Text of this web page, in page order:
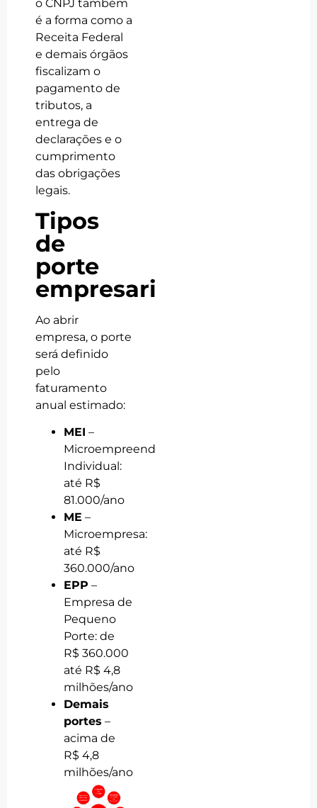
o CNPJ também
é a forma como a
Receita Federal
e demais órgãos
fiscalizam o
pagamento de
tributos, a
entrega de
declarações e o
cumprimento
das obrigações
legais.
Tipos
de
porte
empresarial
Ao abrir
empresa, o porte
será definido
pelo
faturamento
anual estimado:
MEI –
Microempreendedor
Individual:
até R$
81.000/ano
ME –
Microempresa:
até R$
360.000/ano
EPP –
Empresa de
Pequeno
Porte: de
R$ 360.000
até R$ 4,8
milhões/ano
Demais
portes –
acima de
R$ 4,8
milhões/ano